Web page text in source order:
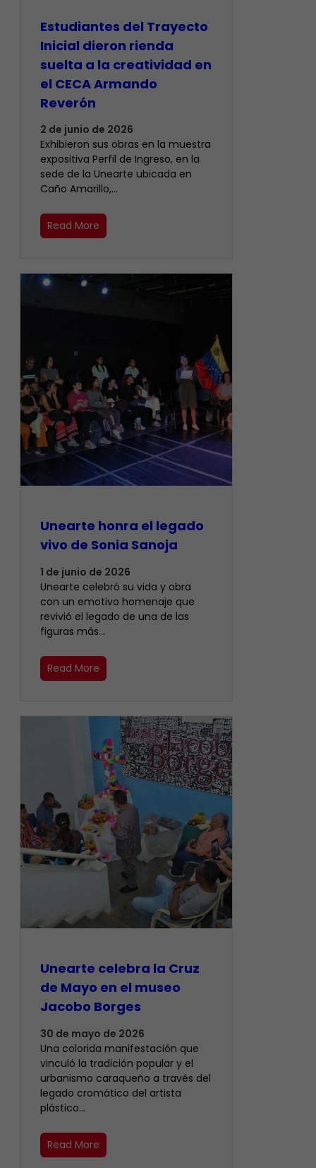
Estudiantes del Trayecto
Inicial dieron rienda
suelta a la creatividad en
el CECA Armando
Reverón
2 de junio de 2026
Exhibieron sus obras en la muestra
expositiva Perfil de Ingreso, en la
sede de la Unearte ubicada en
Caño Amarillo,…
Read More
Unearte honra el legado
vivo de Sonia Sanoja
1 de junio de 2026
Unearte celebró su vida y obra
con un emotivo homenaje que
revivió el legado de una de las
figuras más…
Read More
Unearte celebra la Cruz
de Mayo en el museo
Jacobo Borges
30 de mayo de 2026
Una colorida manifestación que
vinculó la tradición popular y el
urbanismo caraqueño a través del
legado cromático del artista
plástico…
Read More